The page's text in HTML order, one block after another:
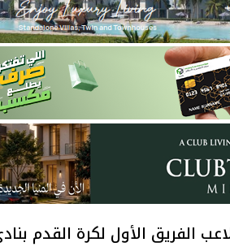
الفريق الأول لكرة القدم